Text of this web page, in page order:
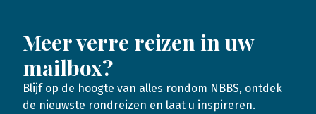
Meer verre reizen in uw
mailbox?
Blijf op de hoogte van alles rondom NBBS, ontdek
de nieuwste rondreizen en laat u inspireren.